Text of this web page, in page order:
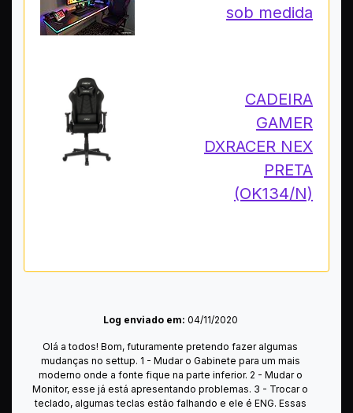
sob medida
CADEIRA
GAMER
DXRACER NEX
PRETA
(OK134/N)
Log enviado em: 04/11/2020
Olá a todos! Bom, futuramente pretendo fazer algumas
mudanças no settup. 1 - Mudar o Gabinete para um mais
moderno onde a fonte fique na parte inferior. 2 - Mudar o
Monitor, esse já está apresentando problemas. 3 - Trocar o
teclado, algumas teclas estão falhando e ele é ENG. Essas